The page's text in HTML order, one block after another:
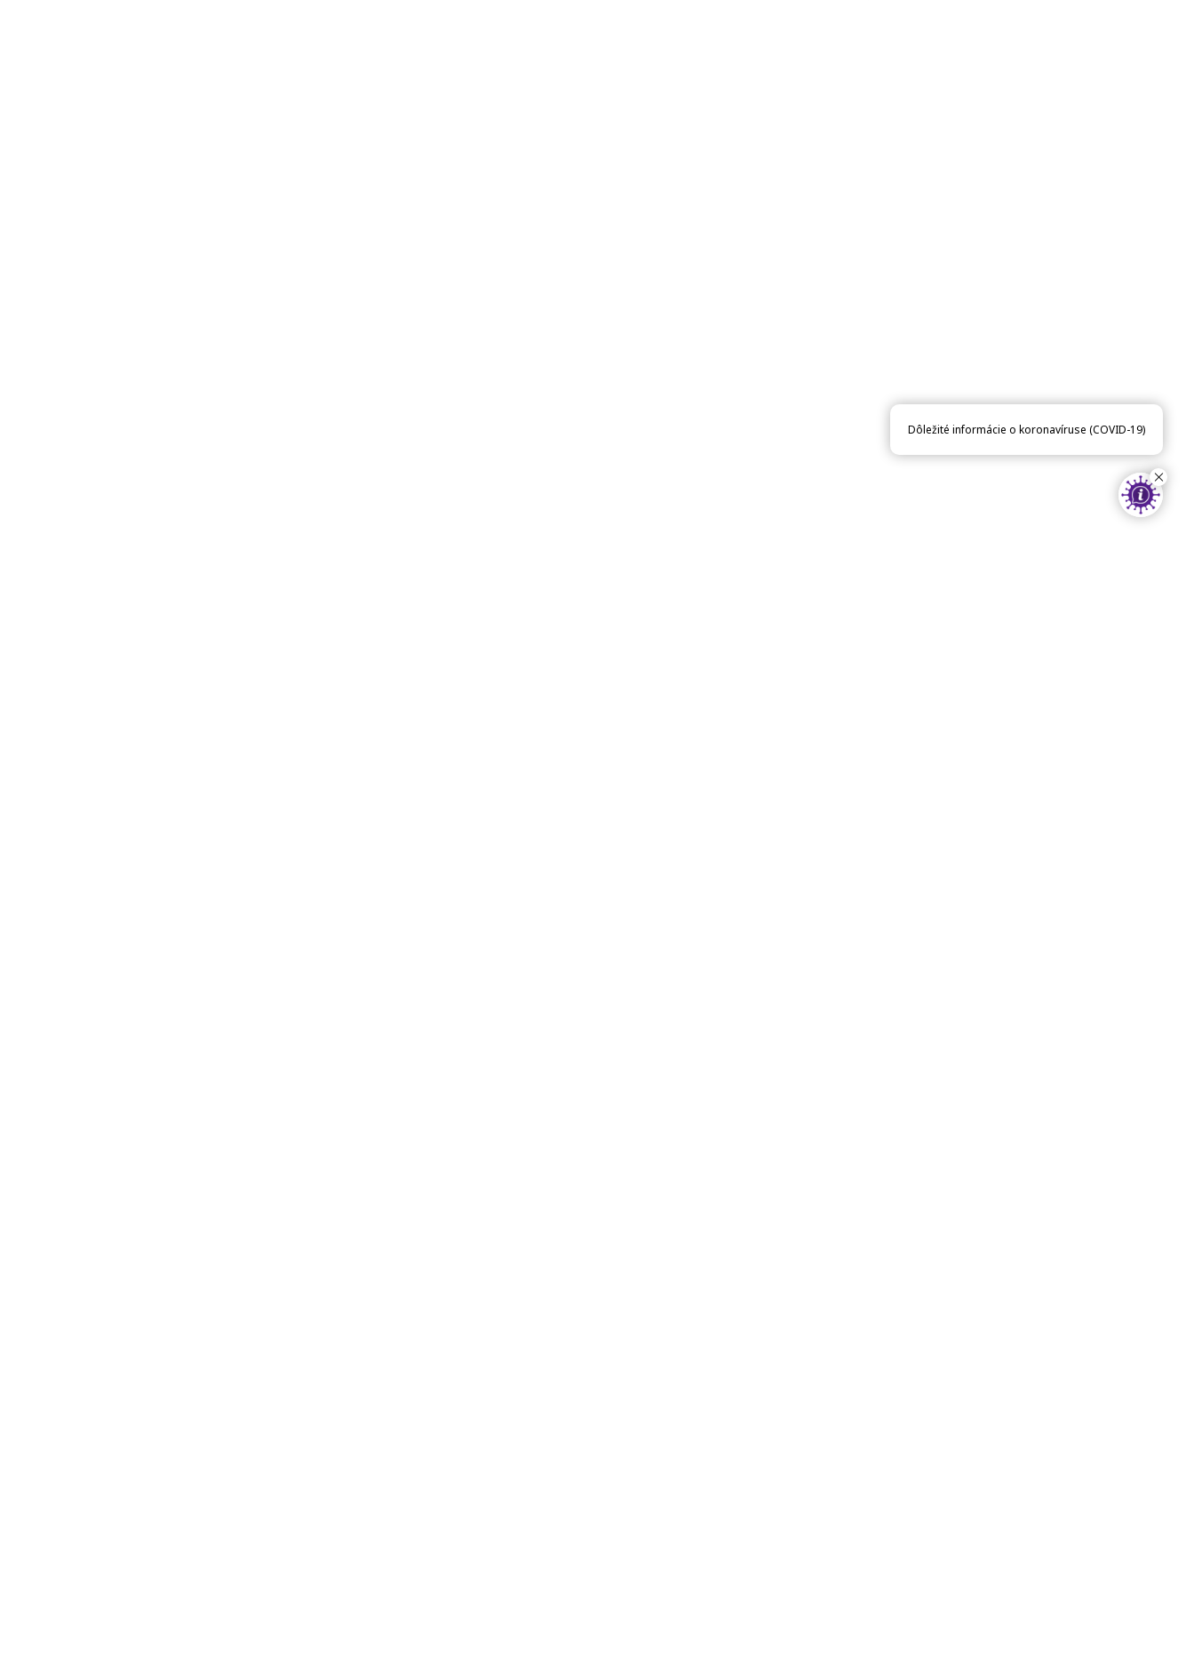
Dôležité informácie o koronavíruse (COVID-19)